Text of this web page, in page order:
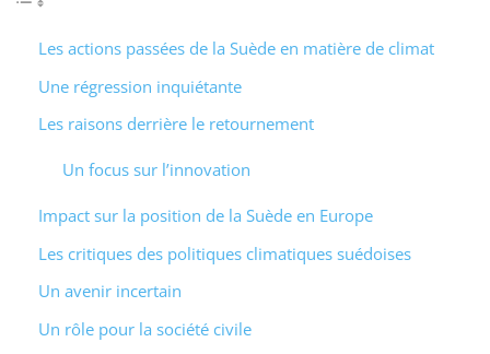
Les actions passées de la Suède en matière de climat
Une régression inquiétante
Les raisons derrière le retournement
Un focus sur l’innovation
Impact sur la position de la Suède en Europe
Les critiques des politiques climatiques suédoises
Un avenir incertain
Un rôle pour la société civile